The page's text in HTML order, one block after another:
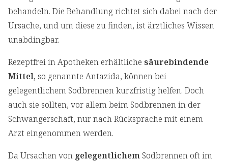
behandeln. Die Behandlung richtet sich dabei nach der
Ursache, und um diese zu finden, ist ärztliches Wissen
unabdingbar.
Rezeptfrei in Apotheken erhältliche säurebindende
Mittel, so genannte Antazida, können bei
gelegentlichem Sodbrennen kurzfristig helfen. Doch
auch sie sollten, vor allem beim Sodbrennen in der
Schwangerschaft, nur nach Rücksprache mit einem
Arzt eingenommen werden.
Da Ursachen von gelegentlichem Sodbrennen oft im